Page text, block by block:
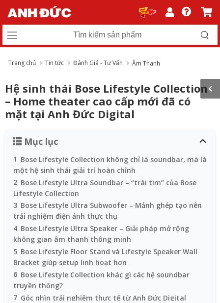
Trang chủ Tin tức Đánh Giá - Tư Vấn Âm Thanh
Hệ sinh thái Bose Lifestyle Collection
– Home theater cao cấp mới đã có
mặt tại Anh Đức Digital
Mục lục
1 Bose Lifestyle Collection không chỉ là soundbar, mà là
một hệ sinh thái giải trí hoàn chỉnh
2 Bose Lifestyle Ultra Soundbar – “trái tim” của Bose
Lifestyle Collection
3 Bose Lifestyle Ultra Subwoofer – Mảnh ghép tạo nên
trải nghiệm điện ảnh thực thụ
4 Bose Lifestyle Ultra Speaker – Giải pháp mở rộng
không gian âm thanh thông minh
5 Bose Lifestyle Floor Stand và Lifestyle Speaker Wall
Bracket giúp setup linh hoạt hơn
6 Bose Lifestyle Collection khác gì các hệ soundbar
truyền thống?
7 Góc nhìn trải nghiệm thực tế từ Anh Đức Digital